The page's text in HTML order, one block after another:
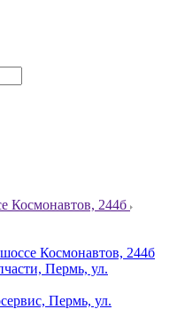
Космонавтов, 244б
Космонавтов, 244б
Пермь, ул.
Пермь, ул.